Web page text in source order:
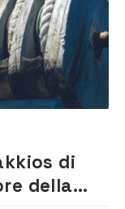
di
della